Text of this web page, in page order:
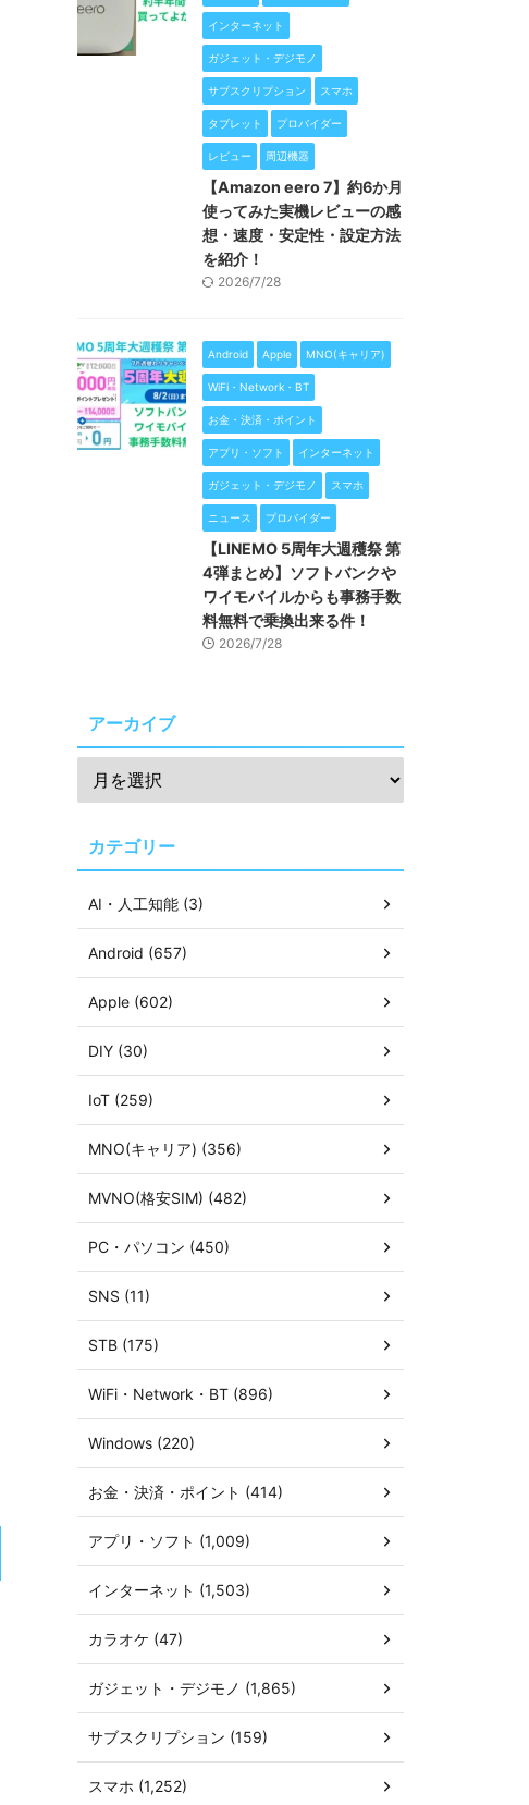
インターネット
ガジェット・デジモノ
サブスクリプション スマホ
タブレット プロバイダー
レビュー 周辺機器
【Amazon eero 7】約6か月
使ってみた実機レビューの感
想・速度・安定性・設定方法
を紹介！
2026/7/28
Android Apple MNO(キャリア)
WiFi・Network・BT
お金・決済・ポイント
アプリ・ソフト インターネット
ガジェット・デジモノ スマホ
ニュース プロバイダー
【LINEMO 5周年大週穫祭 第
4弾まとめ】ソフトバンクや
ワイモバイルからも事務手数
料無料で乗換出来る件！
2026/7/28
アーカイブ
カテゴリー
AI・人工知能 (3)
Android (657)
Apple (602)
DIY (30)
IoT (259)
MNO(キャリア) (356)
MVNO(格安SIM) (482)
PC・パソコン (450)
SNS (11)
STB (175)
WiFi・Network・BT (896)
Windows (220)
お金・決済・ポイント (414)
アプリ・ソフト (1,009)
インターネット (1,503)
カラオケ (47)
ガジェット・デジモノ (1,865)
サブスクリプション (159)
スマホ (1,252)